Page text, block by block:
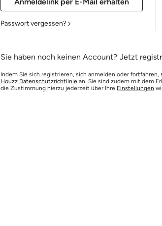
Passwort vergessen?
Sie haben noch keinen Account? Jetzt
Indem Sie sich registrieren, sich anmelden oder fortfahren,
Houzz Datenschutzrichtlinie an. Sie sind zudem mit dem
die Zustimmung hierzu jederzeit über Ihre Einstellungen